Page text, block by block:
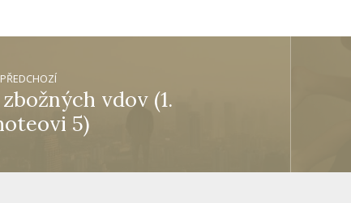
PŘEDCHOZÍ
vdov (1.
5)